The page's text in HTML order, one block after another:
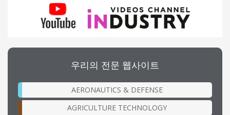
우리의 전문 웹사이트
AERONAUTICS & DEFENSE
AGRICULTURE TECHNOLOGY